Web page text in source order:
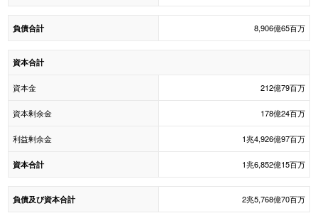
負債合計 8,906億65百万
資本合計
資本金 212億79百万
資本剰余金 178億24百万
利益剰余金 1兆4,926億97百万
資本合計 1兆6,852億15百万
負債及び資本合計 2兆5,768億70百万